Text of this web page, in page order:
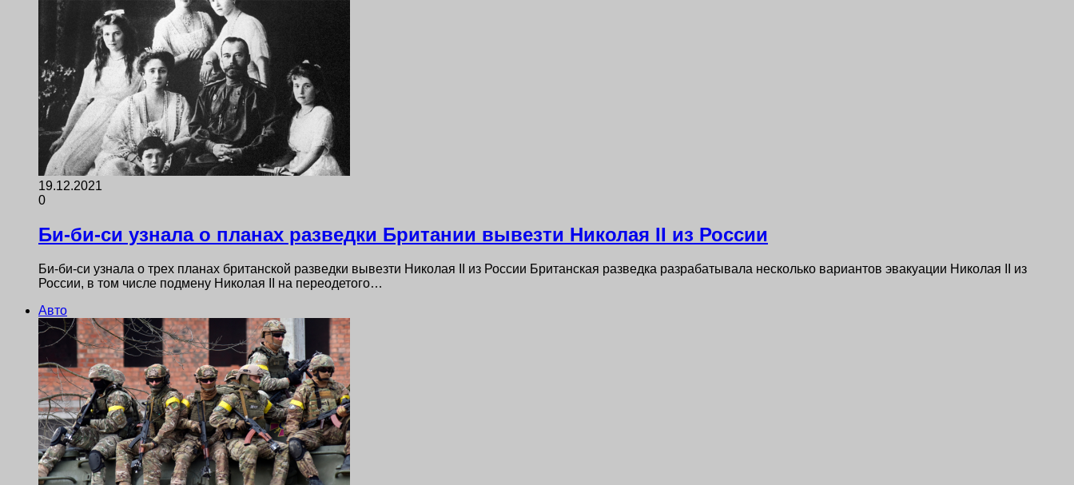
19.12.2021
0
Би-би-си узнала о планах разведки Британии вывезти Николая II из России
Би-би-си узнала о трех планах британской разведки вывезти Николая II из России Британская разведка разрабатывала несколько вариантов эвакуации Николая II из
России, в том числе подмену Николая II на переодетого…
Авто